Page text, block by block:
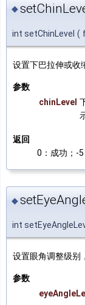
◆
int setChinLevel (
设置下巴拉伸或收
参数
chinLevel
返回
0：成功；-
◆
int
设置眼角调整级别
参数